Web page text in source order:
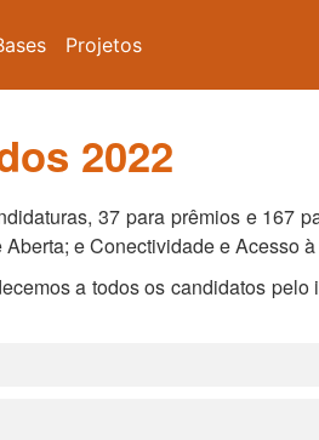
Projetos
2022
37 para prêmios e 167
e Conectividade e Acesso à
a todos os candidatos